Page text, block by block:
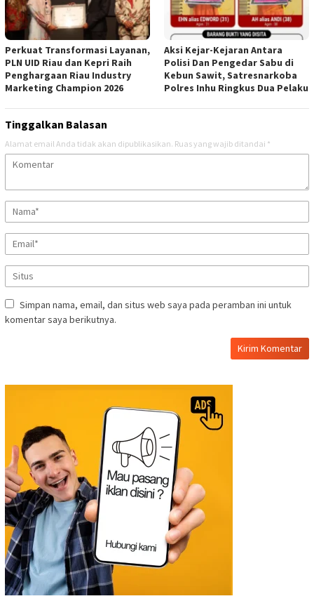
Perkuat Transformasi Layanan,
PLN UID Riau dan Kepri Raih
Penghargaan Riau Industry
Marketing Champion 2026
Aksi Kejar-Kejaran Antara
Polisi Dan Pengedar Sabu di
Kebun Sawit, Satresnarkoba
Polres Inhu Ringkus Dua Pelaku
Tinggalkan Balasan
Alamat email Anda tidak akan dipublikasikan. Ruas yang wajib ditandai *
Simpan nama, email, dan situs web saya pada peramban ini untuk
komentar saya berikutnya.